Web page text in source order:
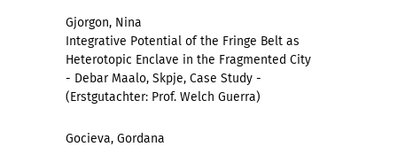
Gjorgon, Nina
Integrative Potential of the Fringe Belt as
Heterotopic Enclave in the Fragmented City
- Debar Maalo, Skpje, Case Study -
(Erstgutachter: Prof. Welch Guerra)
Gocieva, Gordana